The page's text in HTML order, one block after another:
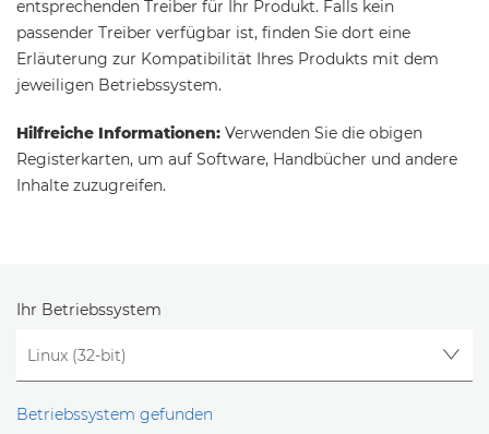
entsprechenden Treiber für Ihr Produkt. Falls kein
passender Treiber verfügbar ist, finden Sie dort eine
Erläuterung zur Kompatibilität Ihres Produkts mit dem
jeweiligen Betriebssystem.
Hilfreiche Informationen: Verwenden Sie die obigen
Registerkarten, um auf Software, Handbücher und andere
Inhalte zuzugreifen.
Ihr Betriebssystem
Betriebssystem gefunden